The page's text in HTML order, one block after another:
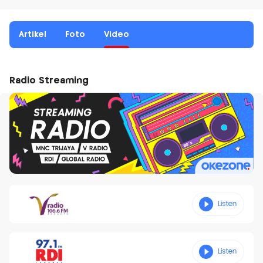
Artikel Foto Video
Radio Streaming